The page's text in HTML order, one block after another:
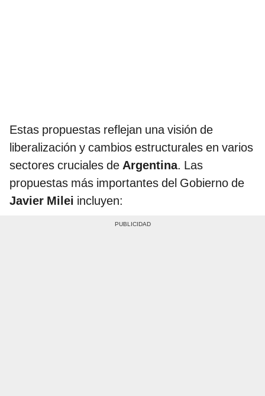
Estas propuestas reflejan una visión de
liberalización y cambios estructurales en varios
sectores cruciales de Argentina. Las
propuestas más importantes del Gobierno de
Javier Milei incluyen: